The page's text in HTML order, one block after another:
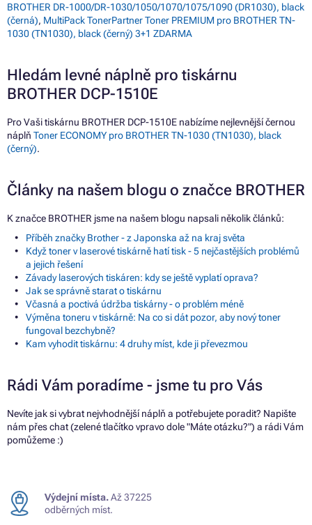
BROTHER DR-1000/DR-1030/1050/1070/1075/1090 (DR1030), black
(černá), MultiPack TonerPartner Toner PREMIUM pro BROTHER TN-
1030 (TN1030), black (černý) 3+1 ZDARMA
Hledám levné náplně pro tiskárnu
BROTHER DCP-1510E
Pro Vaši tiskárnu BROTHER DCP-1510E nabízíme nejlevnější černou
náplň Toner ECONOMY pro BROTHER TN-1030 (TN1030), black
(černý).
Články na našem blogu o značce BROTHER
K značce BROTHER jsme na našem blogu napsali několik článků:
Příběh značky Brother - z Japonska až na kraj světa
Když toner v laserové tiskárně hatí tisk - 5 nejčastějších problémů
a jejich řešení
Závady laserových tiskáren: kdy se ještě vyplatí oprava?
Jak se správně starat o tiskárnu
Včasná a poctivá údržba tiskárny - o problém méně
Výměna toneru v tiskárně: Na co si dát pozor, aby nový toner
fungoval bezchybně?
Kam vyhodit tiskárnu: 4 druhy míst, kde ji převezmou
Rádi Vám poradíme - jsme tu pro Vás
Nevíte jak si vybrat nejvhodnější náplň a potřebujete poradit? Napište
nám přes chat (zelené tlačítko vpravo dole "Máte otázku?") a rádi Vám
pomůžeme :)
Výdejní místa.Až 37225
odběrných míst.